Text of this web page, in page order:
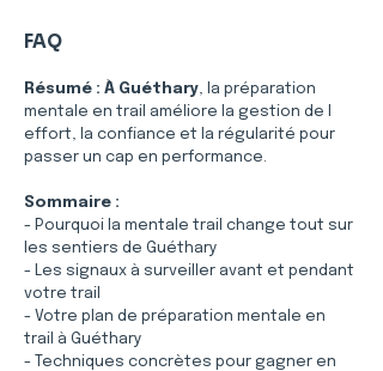
FAQ
Résumé : À Guéthary, la préparation
mentale en trail améliore la gestion de l
effort, la confiance et la régularité pour
passer un cap en performance.
Sommaire :
- Pourquoi la mentale trail change tout sur
les sentiers de Guéthary
- Les signaux à surveiller avant et pendant
votre trail
- Votre plan de préparation mentale en
trail à Guéthary
- Techniques concrètes pour gagner en